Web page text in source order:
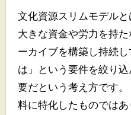
文化資源スリムモデルと
大きな資金や労力を持
ーカイブを構築し持続
は」という要件を絞り
要だという考え方です
料に特化したものでは